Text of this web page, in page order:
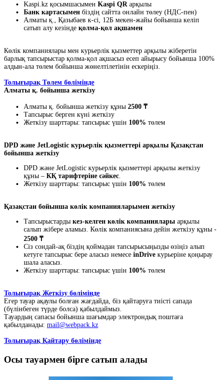
Kaspi.kz қосымшасымен Kaspi QRарқылы
Банк картасымен біздің сайтта онлайн төлеу (НДС-пен)
Алматы қ., Қазыбаев к-сі, 12Б мекен-жайы бойынша келіп
сатып алу кезінде қолма-қол ақшамен
Көлік компаниялары мен курьерлік қызметтер арқылы жіберетін
барлық тапсырыстар қолма-қол ақшасыз есеп айырысу бойынша 100%
алдын-ала төлем бойынша жөнелтілетінін ескеріңіз.
Толығырақ Төлем бөлімінде
Алматы қ. бойынша жеткізу
Алматы қ. бойынша жеткізу құны 2500 ₸
Тапсырыс берген күні жеткізу
Жеткізу шарттары: тапсырыс үшін 100% төлем
DPD және JetLogistic курьерлік қызметтері арқылы Қазақстан
бойынша жеткізу
DPD және JetLogistic курьерлік қызметтері арқылы жеткізу
құны – КҚ тарифтеріне сәйкес.
Жеткізу шарттары: тапсырыс үшін 100% төлем
Қазақстан бойынша көлік компанияларымен жеткізу
Тапсырыстарды кез-келген көлік компаниялары арқылы
салып жібере аламыз. Көлік компаниясына дейін жеткізу құны -
2500 ₸
Сіз сондай-ақ біздің қоймадан тапсырысыңызды өзіңіз алып
кетуге тапсырыс бере аласыз немесе inDrive курьеріне қоңырау
шала аласыз.
Жеткізу шарттары: тапсырыс үшін 100% төлем
Толығырақ Жеткізу бөлімінде
Егер тауар ақаулы болған жағдайда, біз қайтаруға тиісті сапада
(бүлінбеген түрде болса) қабылдаймыз.
Тауардың сапасы бойынша шағымдар электрондық поштаға
қабылданады: mail@webpack.kz
Толығырақ Қайтару бөлімінде
Осы тауармен бірге сатып алады